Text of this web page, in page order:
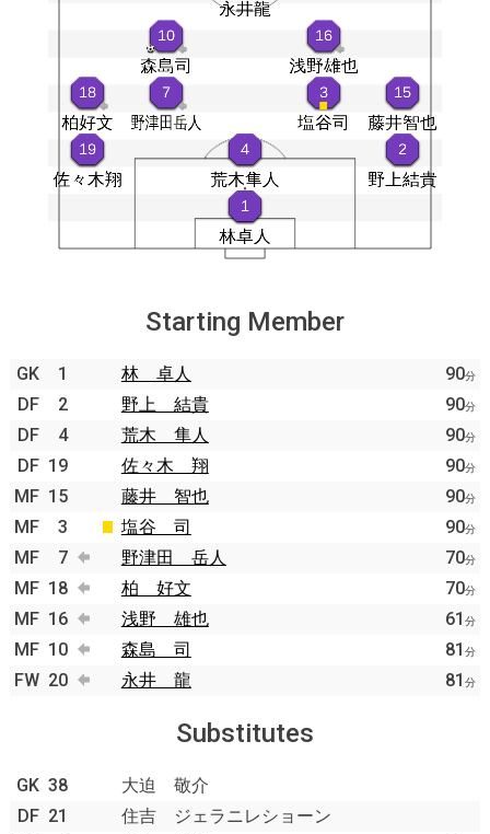
Starting Member
GK 1 林 卓人 90分
DF 2 野上 結貴 90分
DF 4 荒木 隼人 90分
DF 19 佐々木 翔 90分
MF 15 藤井 智也 90分
MF 3 塩谷 司 90分
MF 7 野津田 岳人 70分
MF 18 柏 好文 70分
MF 16 浅野 雄也 61 分
MF 10 森島 司 81 分
FW 20 永井 龍 81 分
Substitutes
GK 38
大迫 敬介
DF 21
住吉 ジェラニレショーン